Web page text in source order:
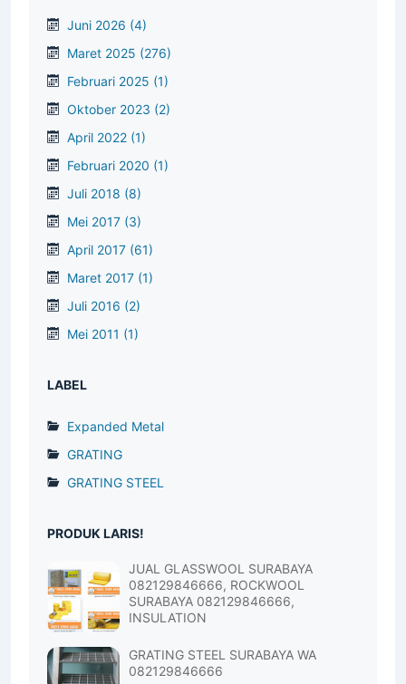
Juni 2026 (4)
Maret 2025 (276)
Februari 2025 (1)
Oktober 2023 (2)
April 2022 (1)
Februari 2020 (1)
Juli 2018 (8)
Mei 2017 (3)
April 2017 (61)
Maret 2017 (1)
Juli 2016 (2)
Mei 2011 (1)
LABEL
Expanded Metal
GRATING
GRATING STEEL
PRODUK LARIS!
JUAL GLASSWOOL SURABAYA
082129846666, ROCKWOOL
SURABAYA 082129846666,
INSULATION
GRATING STEEL SURABAYA WA
082129846666